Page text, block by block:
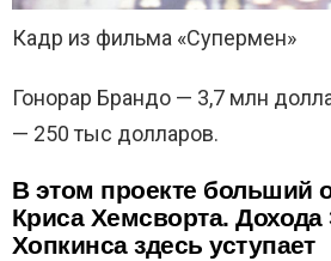
Кадр из фильма «Супермен»
Гонорар Брандо — 3,7 млн
— 250 тыс долларов.
В этом проекте больший
Криса Хемсворта. Дохода
Хопкинса здесь уступает